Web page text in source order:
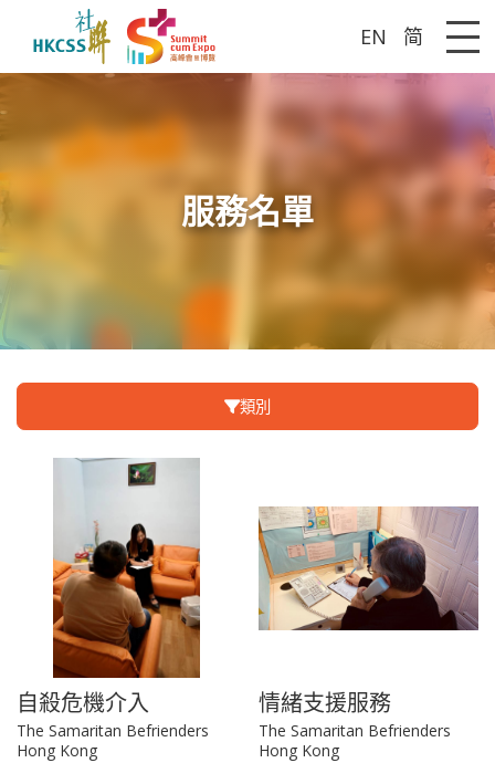
EN 简
服務名單
類別
自殺危機介入
The Samaritan Befrienders
Hong Kong
情緒支援服務
The Samaritan Befrienders
Hong Kong